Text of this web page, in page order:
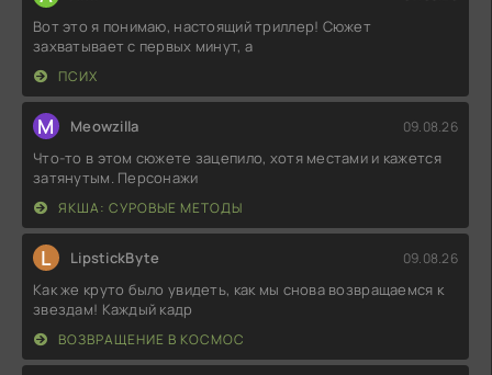
Вот это я понимаю, настоящий триллер! Сюжет
захватывает с первых минут, а
ПСИХ
M Meowzilla 09.08.26
Что-то в этом сюжете зацепило, хотя местами и кажется
затянутым. Персонажи
ЯКША: СУРОВЫЕ МЕТОДЫ
L LipstickByte 09.08.26
Как же круто было увидеть, как мы снова возвращаемся к
звездам! Каждый кадр
ВОЗВРАЩЕНИЕ В КОСМОС